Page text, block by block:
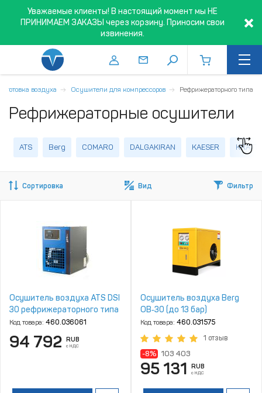
Уважаемые клиенты! В настоящий момент мы НЕ
ПРИНИМАЕМ ЗАКАЗЫ через корзину. Приносим свои
извинения.
воздуха Осушители для компрессоров Рефрижераторного типа
Рефрижераторные осушители
ATS Berg COMARO DALGAKIRAN KAESER
Сортировка Вид Фильтр
Осушитель воздуха ATS DSI
30 рефрижераторного типа
Код товара: 460.036061
94 792 RUB
с НДС
Осушитель воздуха Berg
ОВ‑30 (до 13 бар)
Код товара: 460.031575
1 отзыв
-8% 103 403
95 131 RUB
с НДС